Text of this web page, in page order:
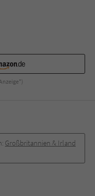
Großbritannien & Irland